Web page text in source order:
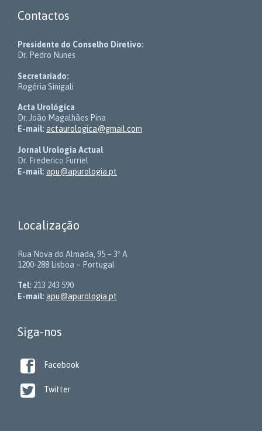
Contactos
Presidente do Conselho Diretivo:
Dr. Pedro Nunes
Secretariado:
Rogéria Sinigali
Acta Urológica
Dr. João Magalhães Pina
E-mail: actaurologica@gmail.com
Jornal Urologia Actual
Dr. Frederico Furriel
E-mail: apu@apurologia.pt
Localização
Rua Nova do Almada, 95 – 3º A
1200-288 Lisboa – Portugal
Tel: 213 243 590
E-mail: apu@apurologia.pt
Siga-nos
 Facebook
 Twitter